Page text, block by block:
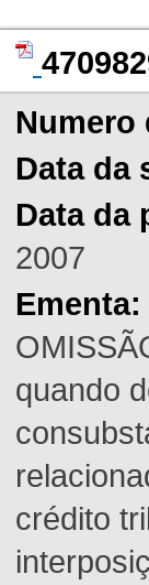
Numero
Data da
Data da
2007
Ementa:
quando
crédito